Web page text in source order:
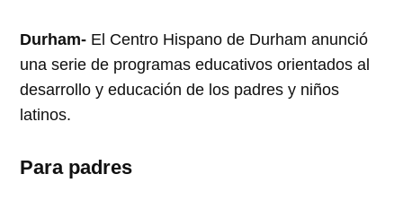
Durham- El Centro Hispano de Durham anunció
una serie de programas educativos orientados al
desarrollo y educación de los padres y niños
latinos.
Para padres